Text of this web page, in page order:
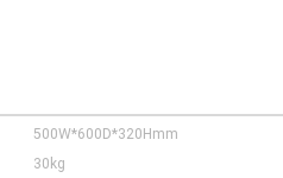
500W*600D*320Hmm
30kg